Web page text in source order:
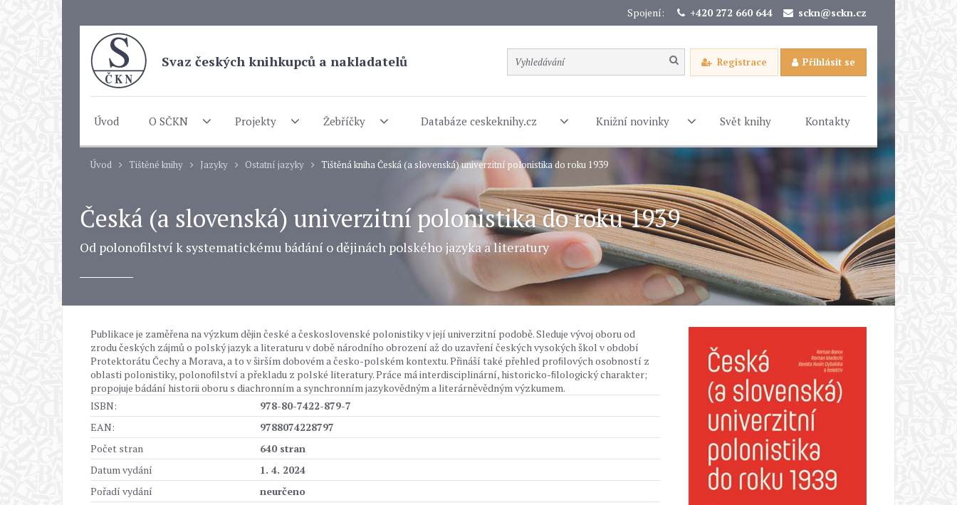
Spojení: +420 272 660 644 sckn@sckn.cz
Svaz českých knihkupců a nakladatelů Registrace Přihlásit se
Úvod O SČKN Projekty Žebříčky Databáze ceskeknihy.cz Knižní novinky Svět knihy Kontakty
Úvod Tištěné knihy Jazyky Ostatní jazyky Tištěná kniha Česká (a slovenská) univerzitní polonistika do roku 1939
Česká (a slovenská) univerzitní polonistika do roku 1939
Od polonofilství k systematickému bádání o dějinách polského jazyka a literatury
Publikace je zaměřena na výzkum dějin české a československé polonistiky v její univerzitní podobě. Sleduje vývoj oboru od
zrodu českých zájmů o polský jazyk a literaturu v době národního obrození až do uzavření českých vysokých škol v období
Protektorátu Čechy a Morava, a to v širším dobovém a česko-polském kontextu. Přináší také přehled proﬁlových osobností z
oblasti polonistiky, polonoﬁlství a překladu z polské literatury. Práce má interdisciplinární, historicko-ﬁlologický charakter;
propojuje bádání historii oboru s diachronním a synchronním jazykovědným a literárněvědným výzkumem.
ISBN:
978-80-7422-879-7
EAN:
9788074228797
Počet stran
640 stran
Datum vydání
1. 4. 2024
Pořadí vydání
neurčeno